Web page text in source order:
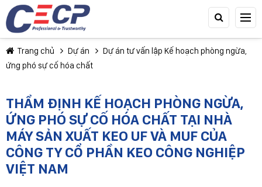
TIẾP TỤC MUA HÀNG
Trang chủ Dự án
Dự án tư vấn lập Kế hoạch phòng ngừa,
ứng phó sự cố hóa chất
THẨM ĐỊNH KẾ HOẠCH PHÒNG NGỪA,
ỨNG PHÓ SỰ CỐ HÓA CHẤT TẠI NHÀ
MÁY SẢN XUẤT KEO UF VÀ MUF CỦA
CÔNG TY CỔ PHẦN KEO CÔNG NGHIỆP
VIỆT NAM